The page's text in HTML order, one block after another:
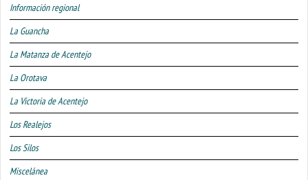
Información regional
La Guancha
La Matanza de Acentejo
La Orotava
La Victoria de Acentejo
Los Realejos
Los Silos
Miscelánea